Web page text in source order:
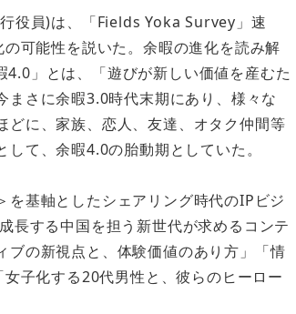
役員)は、「Fields Yoka Survey」速
可能性を説いた。余暇の進化を読み解
」とは、「遊びが新しい価値を産むた
さに余暇3.0時代末期にあり、様々な
どに、家族、恋人、友達、オタク仲間等
て、余暇4.0の胎動期としていた。
基軸としたシェアリング時代のIPビジ
長する中国を担う新世代が求めるコンテ
ブの新視点と、体験価値のあり方」「情
子化する20代男性と、彼らのヒーロー